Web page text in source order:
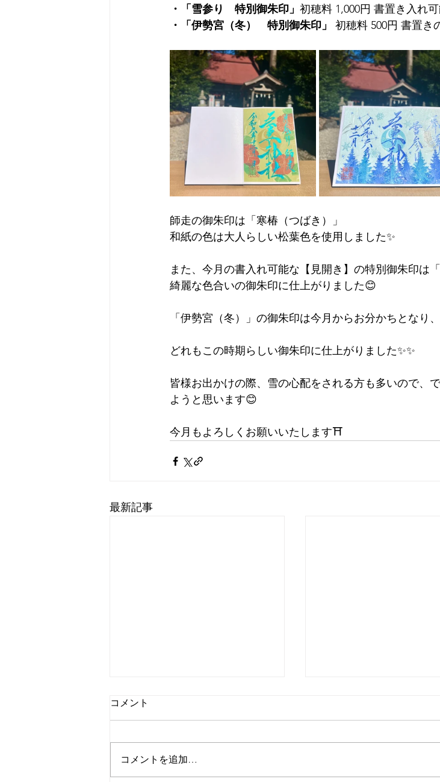
・「雪参り　特別御朱印」 初穂料 1,000円 書置き入れ
・「伊勢宮（冬）　特別御朱印」 初穂料 500円 書置き
師走の御朱印は「寒椿（つばき）」
和紙の色は大人らしい松葉色を使用しました✨
また、今月の書入れ可能な【見開き】の特別御朱印は
綺麗な色合いの御朱印に仕上がりました😊
「伊勢宮（冬）」の御朱印は今月からお分かちとなり
どれもこの時期らしい御朱印に仕上がりました✨✨
皆様お出かけの際、雪の心配をされる方も多いので、
ようと思います😊
今月もよろしくお願いいたします⛩️
最新記事
コメント
コメントを追加…